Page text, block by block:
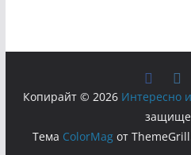
Копирайт © 2026 Интересно
Тема ColorMag от